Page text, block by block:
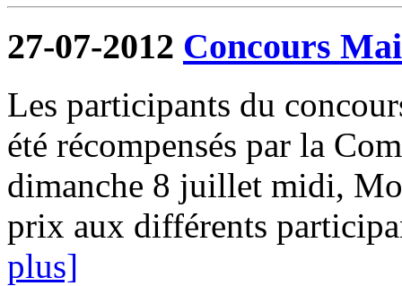
27-07-2012 Concours
Les participants du
été récompensés par la
dimanche 8 juillet midi,
prix aux différents
plus]